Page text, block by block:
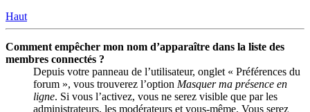
Haut
Comment empêcher mon nom d’apparaître dans la liste des
membres connectés ?
Depuis votre panneau de l’utilisateur, onglet « Préférences du
forum », vous trouverez l’option Masquer ma présence en
ligne. Si vous l’activez, vous ne serez visible que par les
administrateurs, les modérateurs et vous-même. Vous serez